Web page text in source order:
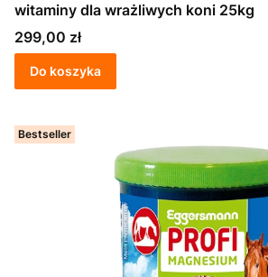
witaminy dla wrażliwych koni 25kg
Cena
299,00 zł
Do koszyka
Bestseller